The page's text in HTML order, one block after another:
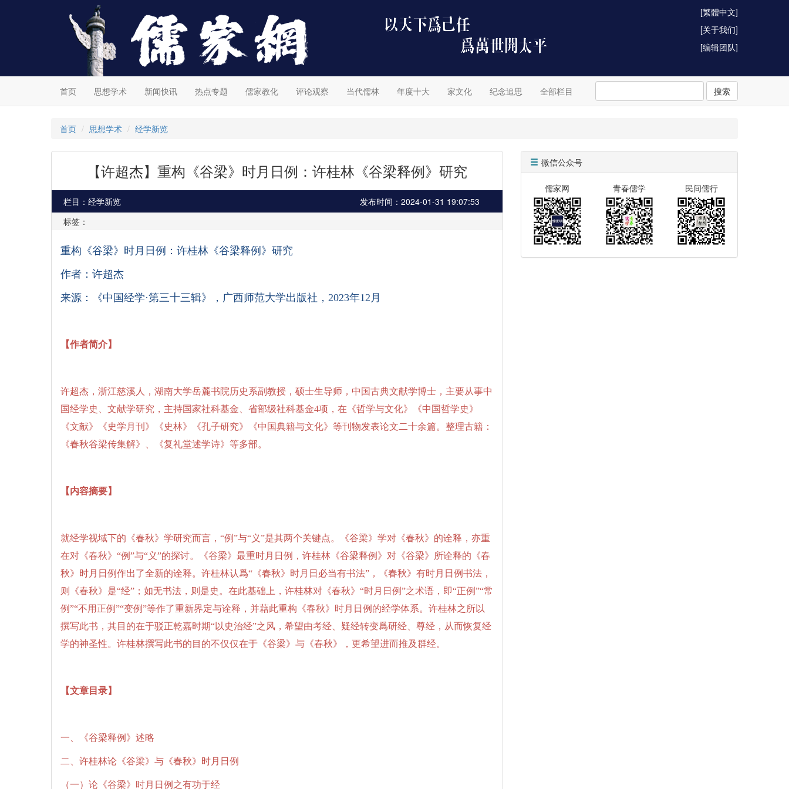
[繁體中文]
[关于我们]
[编辑团队]
首页 思想学术 新闻快讯 热点专题 儒家教化 评论观察 当代儒林 年度十大 家文化 纪念追思 全部栏目 搜索
首页 思想学术 经学新览
【许超杰】重构《谷梁》时月日例：许桂林《谷梁释例》研究
栏目：经学新览
发布时间：2024-01-31 19:07:53
标签：
重构《谷梁》时月日例：许桂林《谷梁释例》研究
作者：许超杰
来源：《中国经学·第三十三辑》，广西师范大学出版社，2023年12月
【作者简介】
许超杰，浙江慈溪人，湖南大学岳麓书院历史系副教授，硕士生导师，中国古典文献学博士，主要从事中
国经学史、文献学研究，主持国家社科基金、省部级社科基金4项，在《哲学与文化》《中国哲学史》
《文献》《史学月刊》《史林》《孔子研究》《中国典籍与文化》等刊物发表论文二十余篇。整理古籍：
《春秋谷梁传集解》、《复礼堂述学诗》等多部。
【内容摘要】
就经学视域下的《春秋》学研究而言，“例”与“义”是其两个关键点。《谷梁》学对《春秋》的诠释，亦重
在对《春秋》“例”与“义”的探讨。《谷梁》最重时月日例，许桂林《谷梁释例》对《谷梁》所诠释的《春
秋》时月日例作出了全新的诠释。许桂林认爲“《春秋》时月日必当有书法”，《春秋》有时月日例书法，
则《春秋》是“经”；如无书法，则是史。在此基础上，许桂林对《春秋》“时月日例”之术语，即“正例”“常
例”“不用正例”“变例”等作了重新界定与诠释，并藉此重构《春秋》时月日例的经学体系。许桂林之所以
撰写此书，其目的在于驳正乾嘉时期“以史治经”之风，希望由考经、疑经转变爲研经、尊经，从而恢复经
学的神圣性。许桂林撰写此书的目的不仅仅在于《谷梁》与《春秋》，更希望进而推及群经。
【文章目录】
一、《谷梁释例》述略
二、许桂林论《谷梁》与《春秋》时月日例
（一）论《谷梁》时月日例之有功于经
微信公众号
儒家网 青春儒学 民间儒行